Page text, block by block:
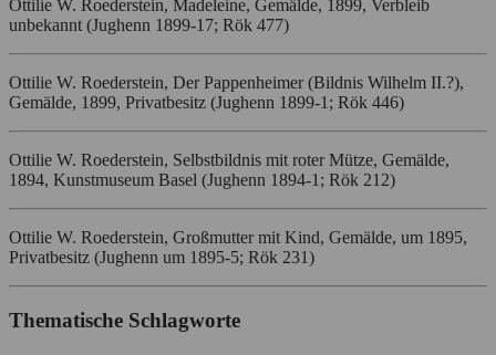
Ottilie W. Roederstein, Madeleine, Gemälde, 1899, Verbleib
unbekannt (Jughenn 1899-17; Rök 477)
Ottilie W. Roederstein, Der Pappenheimer (Bildnis Wilhelm II.?),
Gemälde, 1899, Privatbesitz (Jughenn 1899-1; Rök 446)
Ottilie W. Roederstein, Selbstbildnis mit roter Mütze, Gemälde,
1894, Kunstmuseum Basel (Jughenn 1894-1; Rök 212)
Ottilie W. Roederstein, Großmutter mit Kind, Gemälde, um 1895,
Privatbesitz (Jughenn um 1895-5; Rök 231)
Thematische Schlagworte